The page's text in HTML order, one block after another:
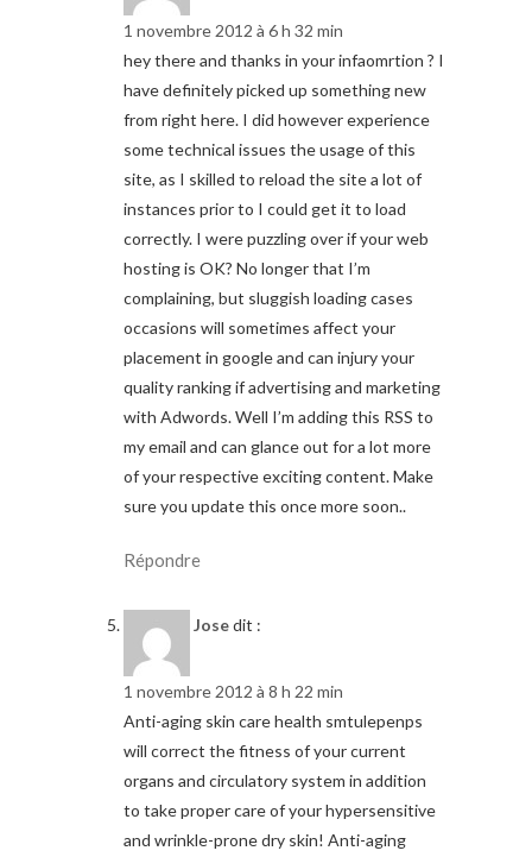
1 novembre 2012 à 6 h 32 min
hey there and thanks in your infaomrtion ? I
have definitely picked up something new
from right here. I did however experience
some technical issues the usage of this
site, as I skilled to reload the site a lot of
instances prior to I could get it to load
correctly. I were puzzling over if your web
hosting is OK? No longer that I’m
complaining, but sluggish loading cases
occasions will sometimes affect your
placement in google and can injury your
quality ranking if advertising and marketing
with Adwords. Well I’m adding this RSS to
my email and can glance out for a lot more
of your respective exciting content. Make
sure you update this once more soon..
Répondre
Josedit :
1 novembre 2012 à 8 h 22 min
Anti-aging skin care health smtulepenps
will correct the fitness of your current
organs and circulatory system in addition
to take proper care of your hypersensitive
and wrinkle-prone dry skin! Anti-aging